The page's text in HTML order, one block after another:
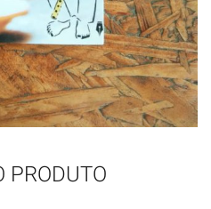
PRODUTO